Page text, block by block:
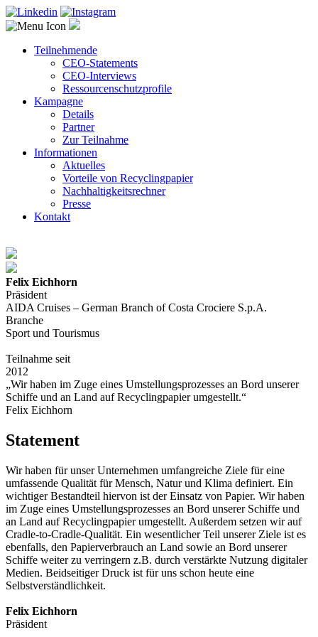
Teilnehmende
CEO-Statements
CEO-Interviews
Ressourcenschutzprofile
Kampagne
Details
Partner
Zur Teilnahme
Informationen
Aktuelles
Vorteile von Recyclingpapier
Nachhaltigkeitsrechner
Presse
Kontakt
Felix Eichhorn
Präsident
AIDA Cruises – German Branch of Costa Crociere S.p.A.
Branche
Sport und Tourismus
Teilnahme seit
2012
„Wir haben im Zuge eines Umstellungsprozesses an Bord unserer
Schiffe und an Land auf Recyclingpapier umgestellt.“
Felix Eichhorn
Statement
Wir haben für unser Unternehmen umfangreiche Ziele für eine
umfassende Qualität für Mensch, Natur und Klima definiert. Ein
wichtiger Bestandteil hiervon ist der Einsatz von Papier. Wir haben
im Zuge eines Umstellungsprozesses an Bord unserer Schiffe und
an Land auf Recyclingpapier umgestellt. Außerdem setzen wir auf
Cradle-to-Cradle-Qualität. Ein wesentlicher Teil unserer Ziele ist es
ebenfalls, den Papierverbrauch an Land sowie an Bord unserer
Schiffe weiter zu verringern z.B. durch verstärkte Nutzung digitaler
Medien. Beidseitiger Druck ist für uns schon heute eine
Selbstverständlichkeit.
Felix Eichhorn
Präsident